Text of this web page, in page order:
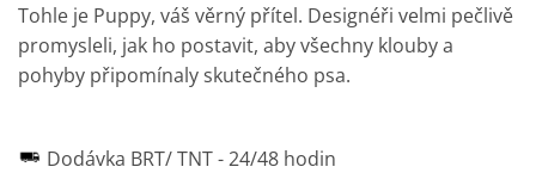
Tohle je Puppy, váš věrný přítel. Designéři velmi pečlivě
promysleli, jak ho postavit, aby všechny klouby a
pohyby připomínaly skutečného psa.
Dodávka BRT/ TNT -24/48 hodin